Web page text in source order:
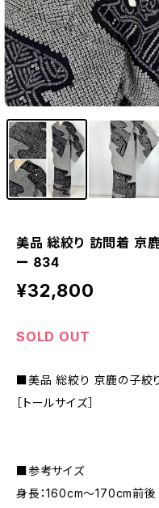
美品 総絞り 訪問着 京
ー 834
¥32,800
SOLD OUT
■美品 総絞り 京鹿の子絞
［トールサイズ］
■参考サイズ
身長：160cm～170cm前後